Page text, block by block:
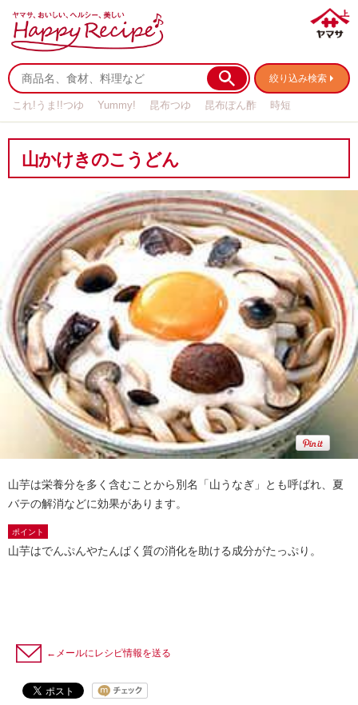
絞り込み検索
これ!うま!!つゆ Yummy! 昆布つゆ 昆布ぽん酢
時短
山かけきのこうどん
山芋は栄養分を多く含むことから別名「山うなぎ」とも呼ばれ、夏
バテの解消などに効果があります。
ポイント
山芋はでんぷんやたんぱく質の消化を助ける成分がたっぷり。
←メールにレシピ情報を送る